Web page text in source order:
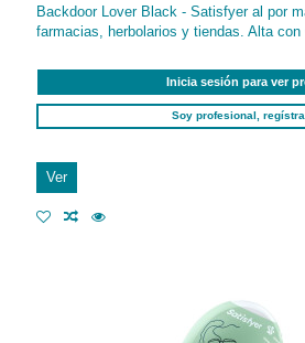
Backdoor Lover Black - Satisfyer al por
farmacias, herbolarios y tiendas. Alta con
Inicia sesión para ver
Soy profesional,
Ver